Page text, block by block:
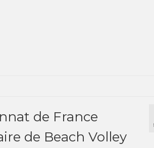
de France
de Beach Volley